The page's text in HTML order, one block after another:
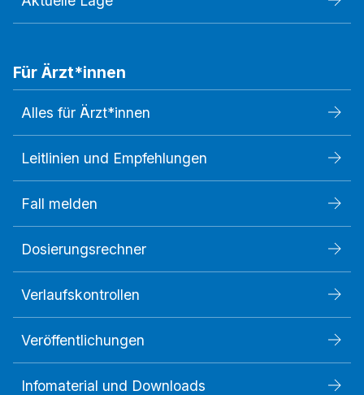
Für Ärzt*innen
Alles für Ärzt*innen
Leitlinien und Empfehlungen
Fall melden
Dosierungsrechner
Verlaufskontrollen
Veröffentlichungen
Infomaterial und Downloads